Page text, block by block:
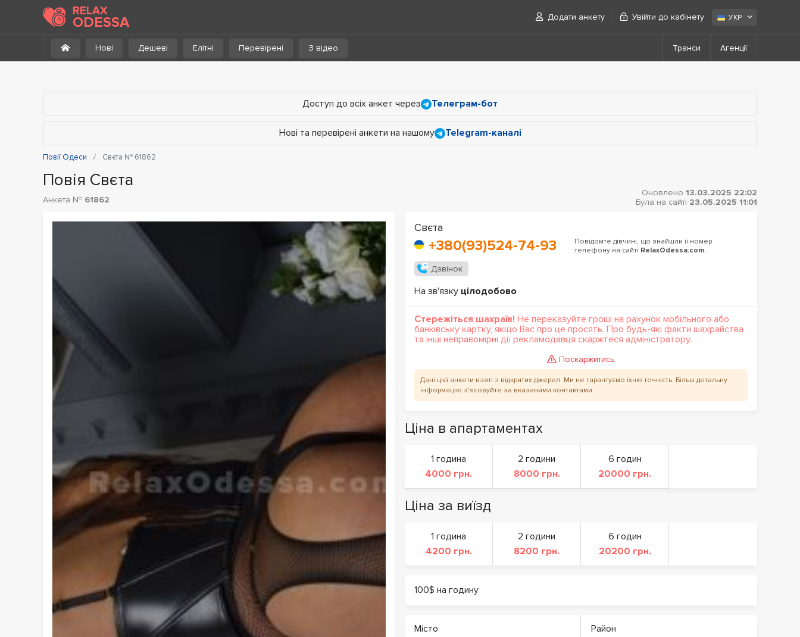
RELAX
ODESSA Додати анкету Увійти до кабінету УКР
Нові Дешеві Елітні Перевірені З відео Транси Агенції
Доступ до всіх анкет через Телеграм-бот
Нові та перевірені анкети на нашому Telegram-каналі
Повії Одеси Свєта № 61862
Повія Свєта
Анкета № 61862
Оновлено 13.03.2025 22:02
Була на сайті 23.05.2025 11:01
Свєта
+380(93)524-74-93
Повідомте дівчині, що знайшли її номер
телефону на сайті RelaxOdessa.com.
Дзвінок
На зв'язку цілодобово
Стережіться шахраїв! Не переказуйте гроші на рахунок мобільного або
банківську картку, якщо Вас про це просять. Про будь-які факти шахрайства
та інші неправомірні дії рекламодавця скаржтеся адміністратору.
Поскаржитись
Дані цієї анкети взяті з відкритих джерел. Ми не гарантуємо їхню точність. Більш детальну
інформацію з'ясовуйте за вказаними контактами.
Ціна в апартаментах
1 година
4000 грн.
2 години
8000 грн.
6 годин
20000 грн.
Ціна за виїзд
1 година
4200 грн.
2 години
8200 грн.
6 годин
20200 грн.
100$ на годину
Місто
Район